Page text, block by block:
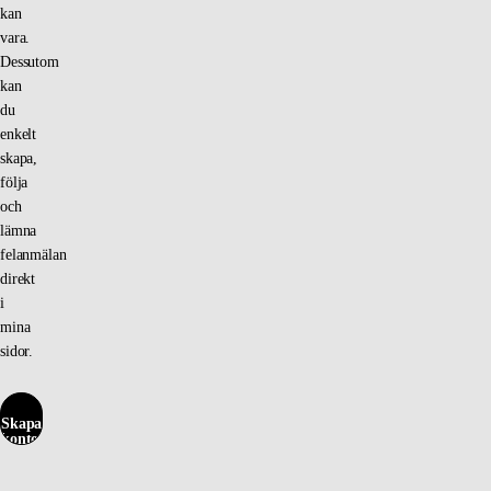
kan
vara.
Dessutom
kan
du
enkelt
skapa,
följa
och
lämna
felanmälan
direkt
i
mina
sidor.
Skapa
konto